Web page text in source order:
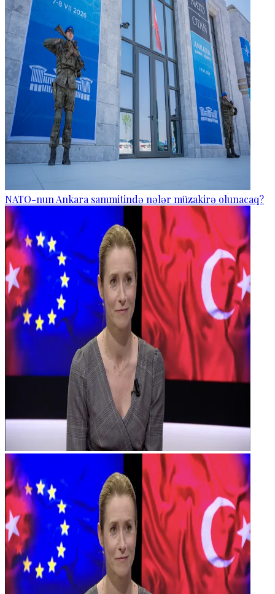
NATO-nun Ankara sammitində nələr müzakirə olunacaq?